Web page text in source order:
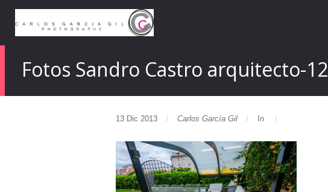
Fotos Sandro Castro arquitecto-12
13 Dic 2013 Carlos García Gil In